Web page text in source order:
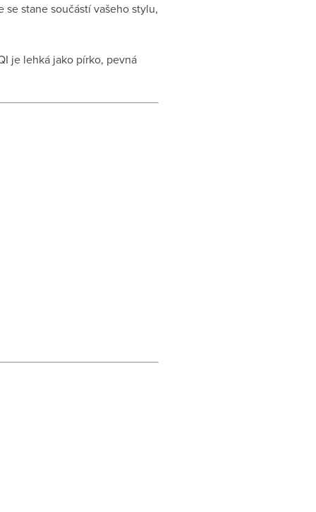
stane součástí vašeho stylu,
je lehká jako pírko, pevná